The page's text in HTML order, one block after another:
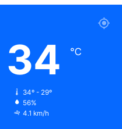
34 ℃
34º - 29º
56%
4.1 km/h